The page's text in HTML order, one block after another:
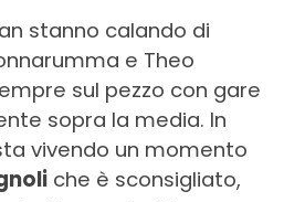
stanno calando di
e Theo
sul pezzo con gare
sopra la media. In
vivendo un momento
che è sconsigliato,